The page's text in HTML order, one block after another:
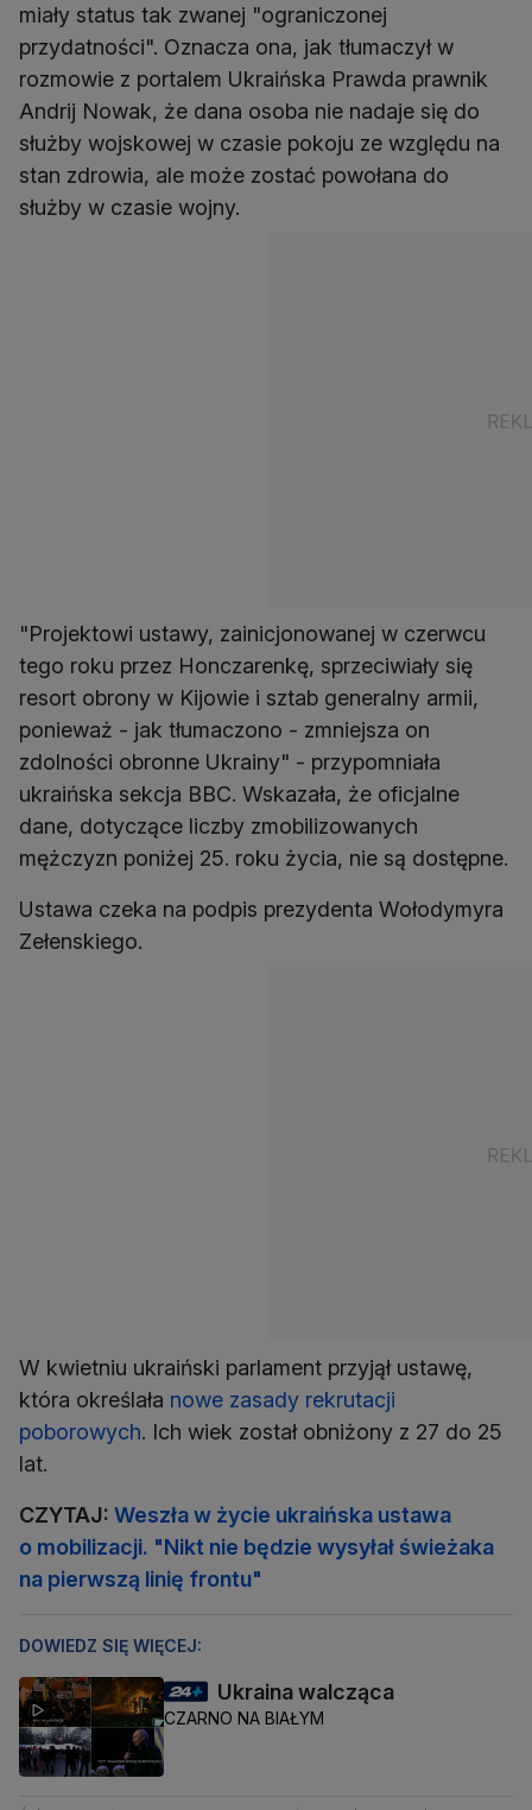
miały status tak zwanej "ograniczonej
przydatności". Oznacza ona, jak tłumaczył w
rozmowie z portalem Ukraińska Prawda prawnik
Andrij Nowak, że ​​dana osoba nie nadaje się do
służby wojskowej w czasie pokoju ze względu na
stan zdrowia, ale może zostać powołana do
służby w czasie wojny.
"Projektowi ustawy, zainicjonowanej w czerwcu
tego roku przez Honczarenkę, sprzeciwiały się
resort obrony w Kijowie i sztab generalny armii,
ponieważ - jak tłumaczono - zmniejsza on
zdolności obronne Ukrainy" - przypomniała
ukraińska sekcja BBC. Wskazała, że oficjalne
dane, dotyczące liczby zmobilizowanych
mężczyzn poniżej 25. roku życia, nie są dostępne.
Ustawa czeka na podpis prezydenta Wołodymyra
Zełenskiego.
W kwietniu ukraiński parlament przyjął ustawę,
która określała nowe zasady rekrutacji
poborowych. Ich wiek został obniżony z 27 do 25
lat.
CZYTAJ: Weszła w życie ukraińska ustawa
o mobilizacji. "Nikt nie będzie wysyłał świeżaka
na pierwszą linię frontu"
DOWIEDZ SIĘ WIĘCEJ:
Ukraina walcząca
CZARNO NA BIAŁYM